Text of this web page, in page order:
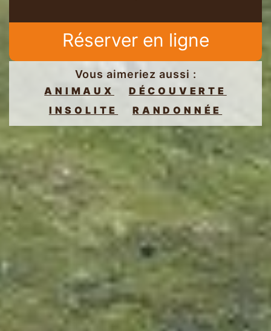
Réserver en ligne
Vous aimeriez aussi :
ANIMAUX
DÉCOUVERTE
INSOLITE
RANDONNÉE